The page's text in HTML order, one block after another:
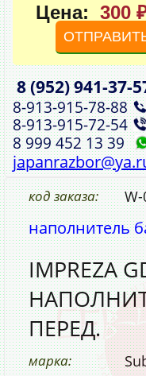
Цена: 300
8 (952)
8‑913‑915‑78‑88
8‑913‑915‑72‑54
8 999 452 13 39
код заказа:
наполнитель
IMPREZA
ПЕРЕД.
марка: